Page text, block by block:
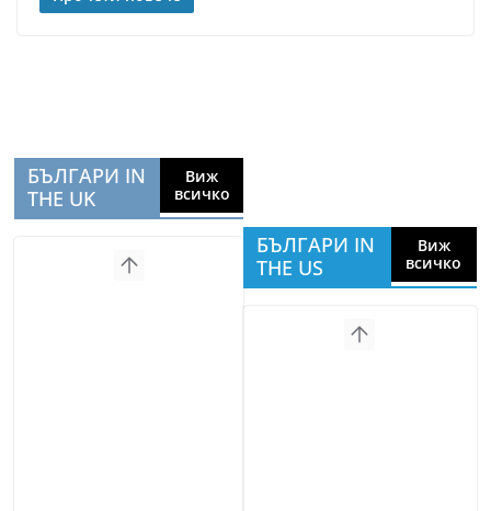
БЪЛГАРИ IN
THE UK
Виж
всичко
БЪЛГАРИ IN
THE US
Виж
всичко